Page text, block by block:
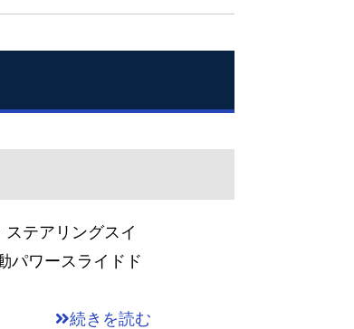
ステアリングスイ
パワースライドド
続きを読む